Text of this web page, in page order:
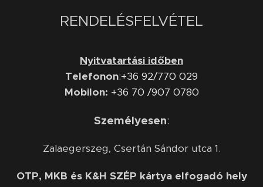
RENDELÉSFELVÉTEL
Nyitvatartási időben
Telefonon:+36 92/770 029
Mobilon: +36 70 /907 0780
Személyesen:
Zalaegerszeg, Csertán Sándor utca 1.
OTP, MKB és K&H SZÉP kártya elfogadó hely